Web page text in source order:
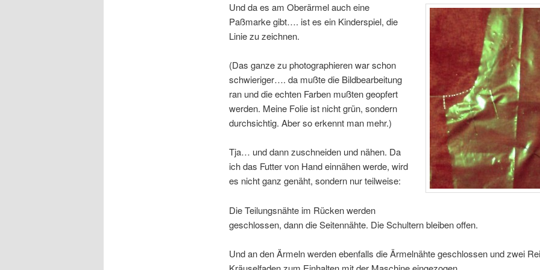
Und da es am Oberärmel auch eine
Paßmarke gibt…. ist es ein Kinderspiel, die
Linie zu zeichnen.
(Das ganze zu photographieren war schon
schwieriger…. da mußte die Bildbearbeitung
ran und die echten Farben mußten geopfert
werden. Meine Folie ist nicht grün, sondern
durchsichtig. Aber so erkennt man mehr.)
Tja… und dann zuschneiden und nähen. Da
ich das Futter von Hand einnähen werde, wird
es nicht ganz genäht, sondern nur teilweise:
Die Teilungsnähte im Rücken werden
geschlossen, dann die Seitennähte. Die Schultern bleiben offen.
Und an den Ärmeln werden ebenfalls die Ärmelnähte geschlossen und zwei